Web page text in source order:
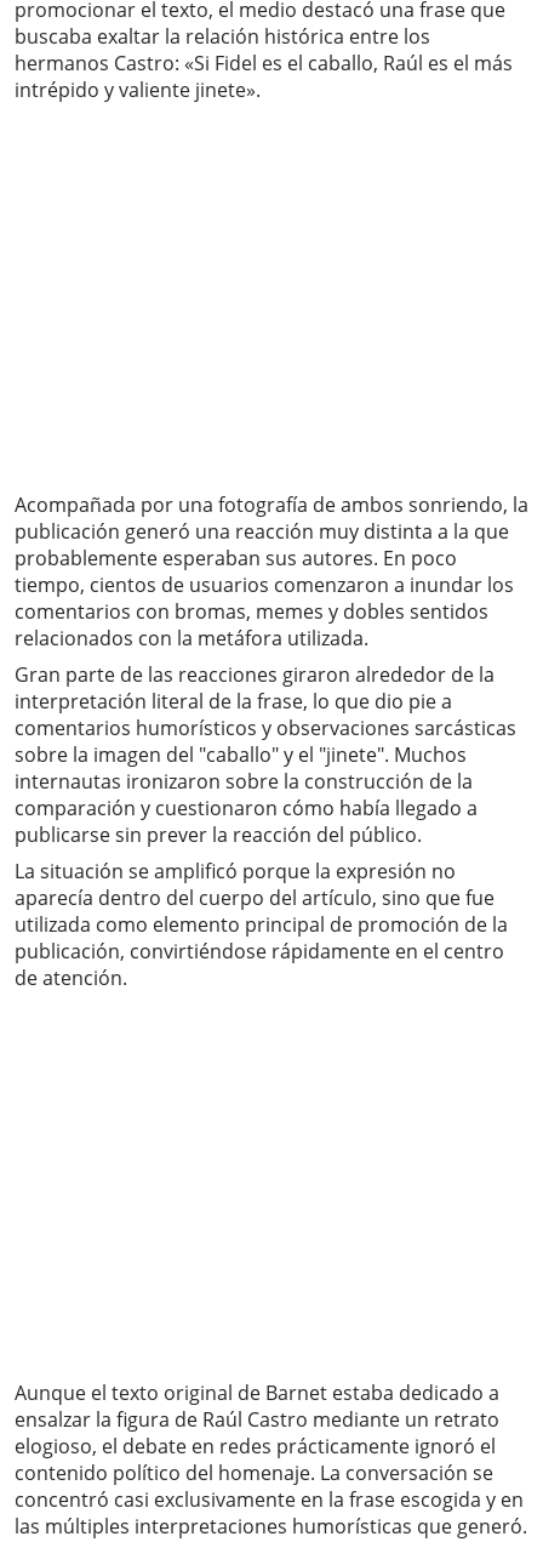
promocionar el texto, el medio destacó una frase que
buscaba exaltar la relación histórica entre los
hermanos Castro: «Si Fidel es el caballo, Raúl es el más
intrépido y valiente jinete».
Acompañada por una fotografía de ambos sonriendo, la
publicación generó una reacción muy distinta a la que
probablemente esperaban sus autores. En poco
tiempo, cientos de usuarios comenzaron a inundar los
comentarios con bromas, memes y dobles sentidos
relacionados con la metáfora utilizada.
Gran parte de las reacciones giraron alrededor de la
interpretación literal de la frase, lo que dio pie a
comentarios humorísticos y observaciones sarcásticas
sobre la imagen del "caballo" y el "jinete". Muchos
internautas ironizaron sobre la construcción de la
comparación y cuestionaron cómo había llegado a
publicarse sin prever la reacción del público.
La situación se amplificó porque la expresión no
aparecía dentro del cuerpo del artículo, sino que fue
utilizada como elemento principal de promoción de la
publicación, convirtiéndose rápidamente en el centro
de atención.
Aunque el texto original de Barnet estaba dedicado a
ensalzar la figura de Raúl Castro mediante un retrato
elogioso, el debate en redes prácticamente ignoró el
contenido político del homenaje. La conversación se
concentró casi exclusivamente en la frase escogida y en
las múltiples interpretaciones humorísticas que generó.